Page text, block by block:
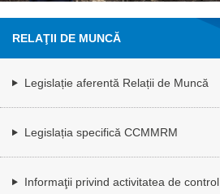
RELAŢII DE MUNCĂ
Legislație aferentă Relații de Muncă
Legislația specifică CCMMRM
Informaţii privind activitatea de control